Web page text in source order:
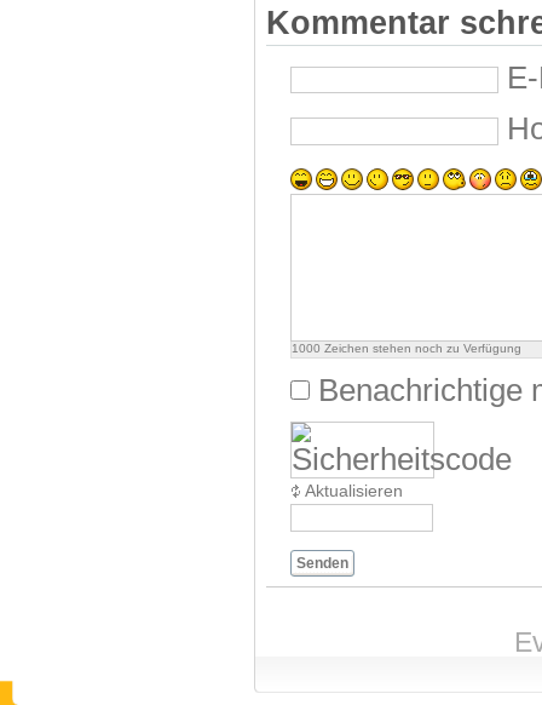
Kommentar
1000 Zeichen stehen noch zu Verfügung
Benachrichtige
Aktualisieren
Senden